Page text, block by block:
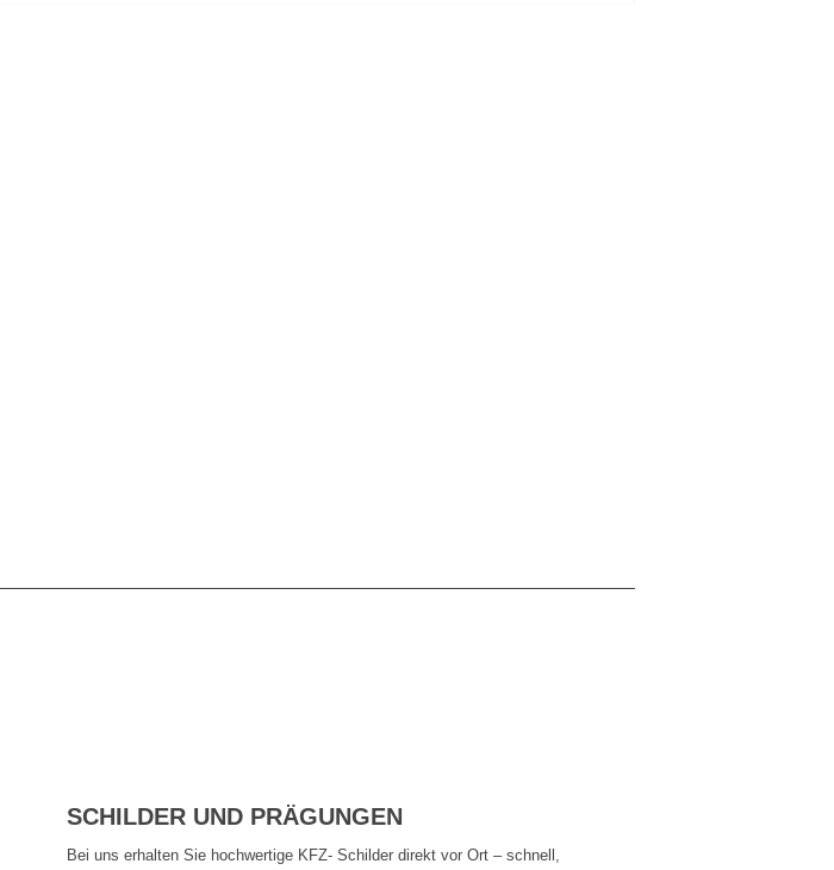
SCHILDER UND PRÄGUNGEN
Bei uns erhalten Sie hochwertige KFZ- Schilder direkt vor Ort – schnell,